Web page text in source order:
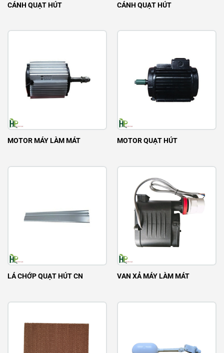
CÁNH QUẠT HÚT CÁNH QUẠT HÚT
MOTOR MÁY LÀM MÁT MOTOR QUẠT HÚT
LÁ CHỚP QUẠT HÚT CN VAN XẢ MÁY LÀM MÁT